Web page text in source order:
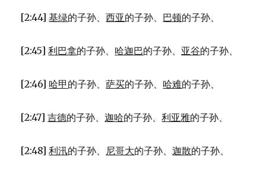
[2:44]基绿的子孙、西亚的子孙、 巴顿的子孙、
[2:45]利巴拿的子孙、 哈迦巴的子孙、 亚谷的子孙、
[2:46] 哈甲 的子孙、萨买的子孙、 哈难的子孙、
[2:47]吉德的子孙、迦哈的子孙、利亚雅的子孙、
[2:48]利汛的子孙、 尼哥大的子孙、迦散的子孙、